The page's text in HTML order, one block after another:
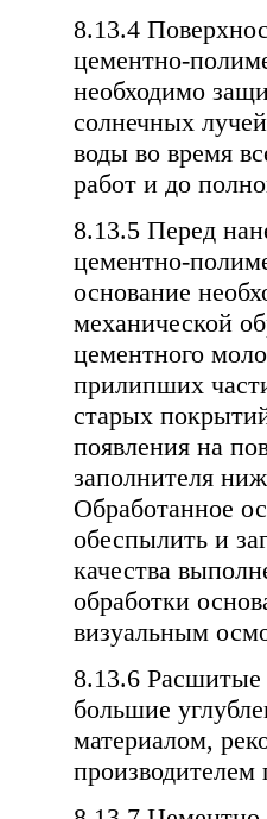
8.13.4
цементно-
необходимо
солнечных
воды во время
работ и до
8.13.5 Перед
цементно-
основание
механической
цементного
прилипших
старых
появления на
заполнителя
Обработанное
обеспылить и
качества
обработки
визуальным
8.13.6
большие
материалом,
производителем